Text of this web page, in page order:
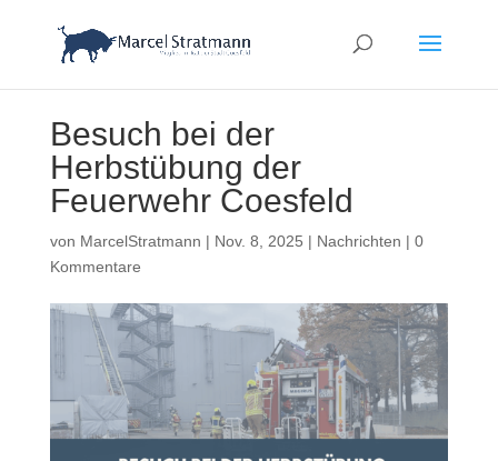
Besuch bei der
Herbstübung der
Feuerwehr Coesfeld
von MarcelStratmann | Nov. 8, 2025 | Nachrichten | 0
Kommentare